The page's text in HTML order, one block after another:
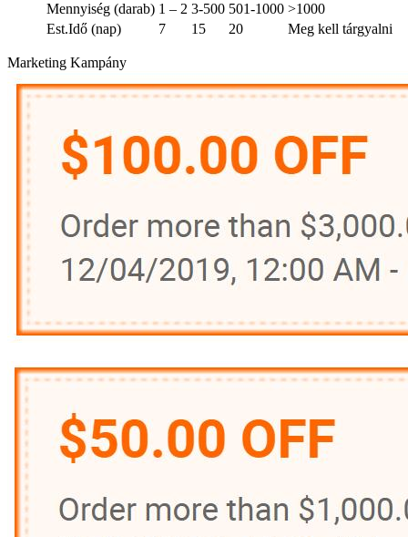
Mennyiség (darab) 1 – 2 3-500 501-1000 >1000
Est.Idő (nap)
7 15 20 Meg kell tárgyalni
Marketing Kampány